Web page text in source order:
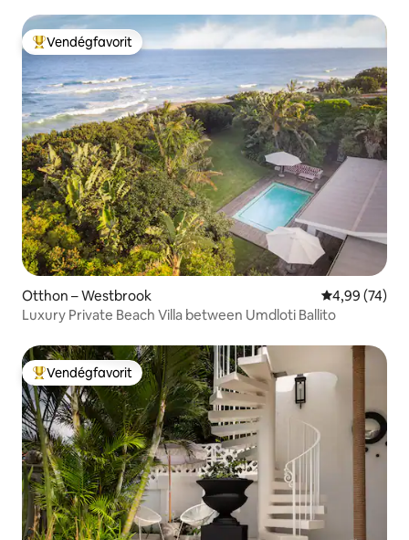
Kiemelt vendégfavorit
Vendégfavorit
Otthon – Westbrook Átlagos
4,99 (74)
Luxury Private Beach Villa between Umdloti Ballito
Kiemelt vendégfavorit
Vendégfavorit